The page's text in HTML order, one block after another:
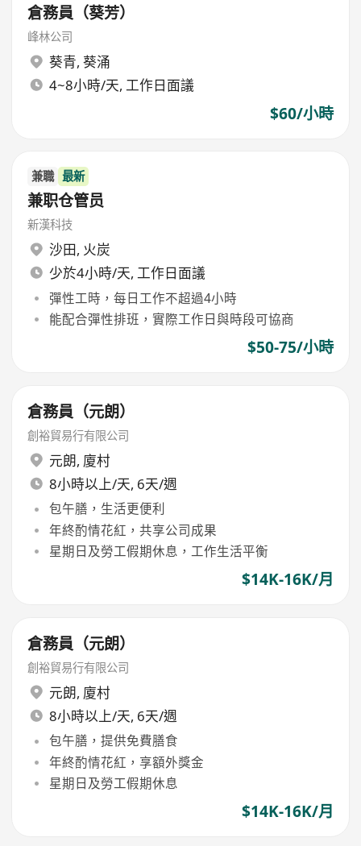
倉務員（葵芳）
峰林公司
葵青, 葵涌
4~8小時/天, 工作日面議
$60/小時
兼職 最新
兼职仓管员
新漢科技
沙田, 火炭
少於4小時/天, 工作日面議
彈性工時，每日工作不超過4小時
能配合彈性排班，實際工作日與時段可協商
$50-75/小時
倉務員（元朗）
創裕貿易行有限公司
元朗, 廈村
8小時以上/天, 6天/週
包午膳，生活更便利
年終酌情花紅，共享公司成果
星期日及勞工假期休息，工作生活平衡
$14K-16K/月
倉務員（元朗）
創裕貿易行有限公司
元朗, 廈村
8小時以上/天, 6天/週
包午膳，提供免費膳食
年終酌情花紅，享額外獎金
星期日及勞工假期休息
$14K-16K/月